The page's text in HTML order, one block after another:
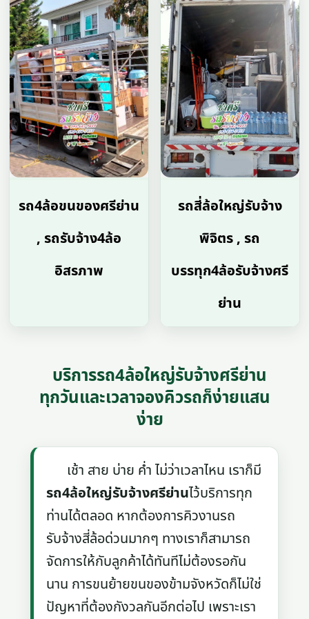
รถ4ล้อขนของศรีย่าน
, รถรับจ้าง4ล้อ
อิสรภาพ
รถสี่ล้อใหญ่รับจ้าง
พิจิตร , รถ
บรรทุก4ล้อรับจ้างศรี
ย่าน
บริการรถ4ล้อใหญ่รับจ้างศรีย่าน
ทุกวันและเวลาจองคิวรถก็ง่ายแสน
ง่าย
เช้า สาย บ่าย ค่ำ ไม่ว่าเวลาไหน เราก็มี
รถ4ล้อใหญ่รับจ้างศรีย่านไว้บริการทุก
ท่านได้ตลอด หากต้องการคิวงานรถ
รับจ้างสี่ล้อด่วนมากๆ ทางเราก็สามารถ
จัดการให้กับลูกค้าได้ทันทีไม่ต้องรอกัน
นาน การขนย้ายขนของข้ามจังหวัดก็ไม่ใช่
ปัญหาที่ต้องกังวลกันอีกต่อไป เพราะเรา